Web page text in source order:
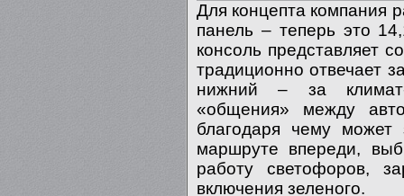
Для концепта компания
панель – теперь это
консоль представляет
традиционно отвечает
нижний – за климат-
«общения» между
благодаря чему
маршруте впереди,
работу светофоров,
включения зеленого.